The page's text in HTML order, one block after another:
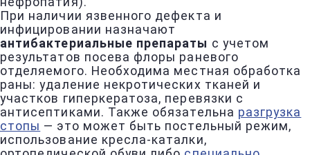
При наличии язвенного дефекта и
инфицировании назначают
антибактериальные препараты с учетом
результатов посева флоры раневого
отделяемого. Необходима местная обработка
раны: удаление некротических тканей и
участков гиперкератоза, перевязки с
антисептиками. Также обязательна разгрузка
стопы — это может быть постельный режим,
использование кресла-каталки,